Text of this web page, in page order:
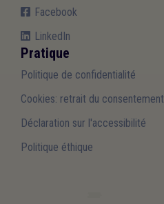
Facebook
LinkedIn
Pratique
Politique de confidentialité
Cookies: retrait du consentement
Déclaration sur l'accessibilité
Politique éthique